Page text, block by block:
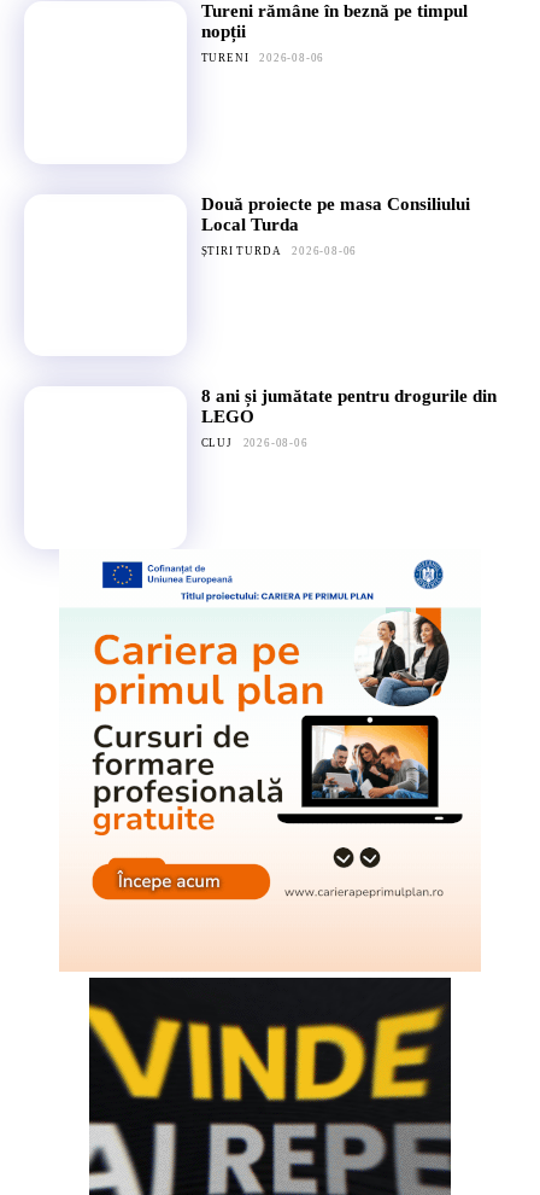
Tureni rămâne în beznă pe timpul
nopții
TURENI 2026-08-06
Două proiecte pe masa Consiliului
Local Turda
ȘTIRI TURDA 2026-08-06
8 ani și jumătate pentru drogurile din
LEGO
CLUJ 2026-08-06